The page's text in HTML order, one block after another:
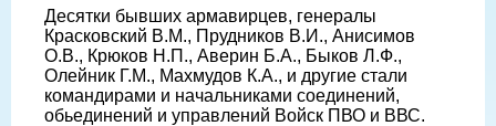
Десятки бывших армавирцев, генералы
Красковский В.М., Прудников В.И., Анисимов
О.В., Крюков Н.П., Аверин Б.А., Быков Л.Ф.,
Олейник Г.М., Махмудов К.А., и другие стали
командирами и начальниками соединений,
обьединений и управлений Войск ПВО и ВВС.